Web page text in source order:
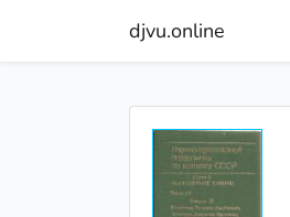
djvu.online